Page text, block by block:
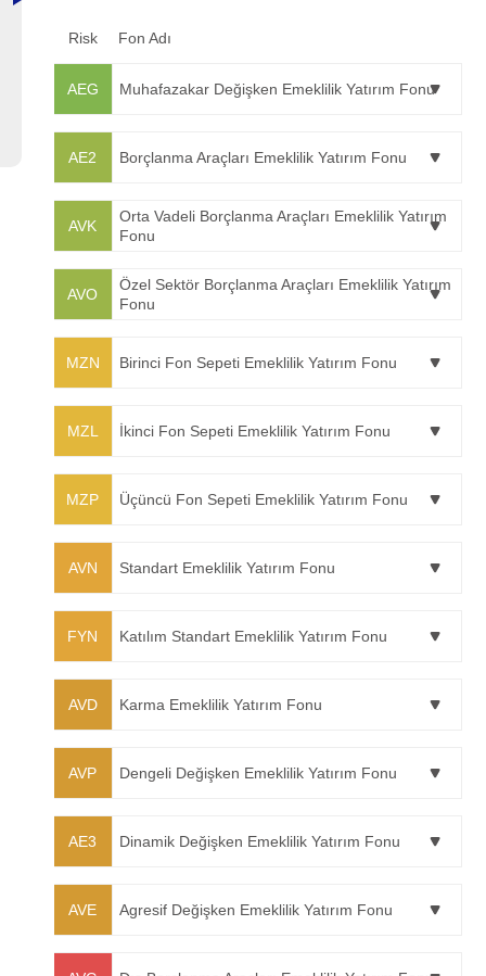
Risk Fon Adı
AEG Muhafazakar Değişken Emeklilik Yatırım Fonu
AE2 Borçlanma Araçları Emeklilik Yatırım Fonu
AVK
Orta Vadeli Borçlanma Araçları Emeklilik Yatırım
Fonu
AVO
Özel Sektör Borçlanma Araçları Emeklilik Yatırım
Fonu
MZN Birinci Fon Sepeti Emeklilik Yatırım Fonu
MZL İkinci Fon Sepeti Emeklilik Yatırım Fonu
MZP Üçüncü Fon Sepeti Emeklilik Yatırım Fonu
AVN Standart Emeklilik Yatırım Fonu
FYN Katılım Standart Emeklilik Yatırım Fonu
AVD Karma Emeklilik Yatırım Fonu
AVP Dengeli Değişken Emeklilik Yatırım Fonu
AE3 Dinamik Değişken Emeklilik Yatırım Fonu
AVE Agresif Değişken Emeklilik Yatırım Fonu